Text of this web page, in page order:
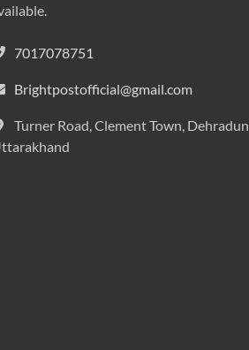
7017078751
Brightpostofficial@gmail.com
Turner Road, Clement Town, Dehradun,